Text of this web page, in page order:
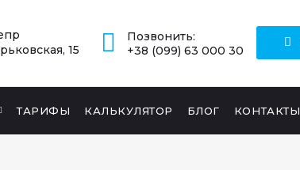
15
Позвонить:
+38 (099) 63 000 30
ТАРИФЫ КАЛЬКУЛЯТОР БЛОГ КОНТАКТЫ